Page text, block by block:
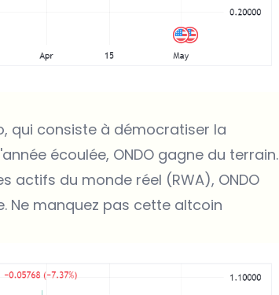
qui consiste à démocratiser la
écoulée, ONDO gagne du terrain.
actifs du monde réel (RWA), ONDO
Ne manquez pas cette altcoin